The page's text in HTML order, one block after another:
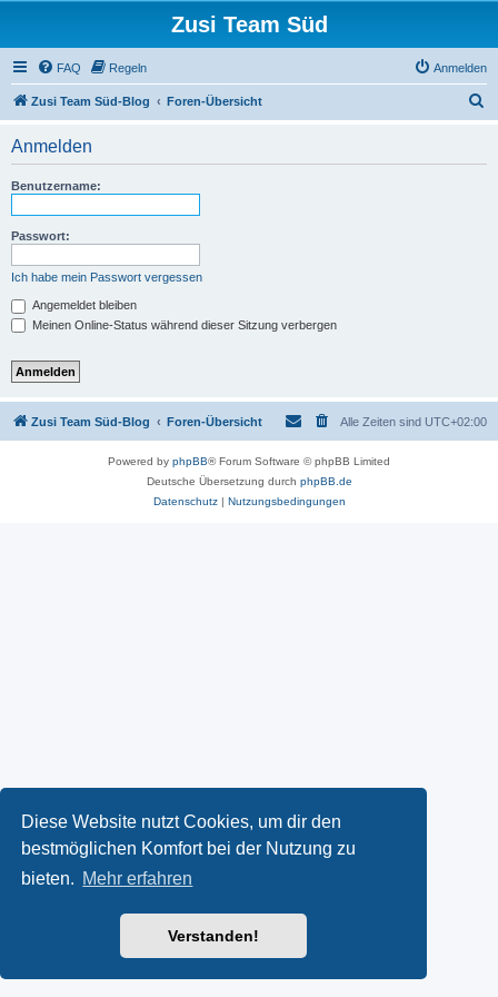
Diese Website nutzt Cookies, um dir den
bestmöglichen Komfort bei der Nutzung zu
bieten. Mehr erfahren
Verstanden!
Zusi Team Süd
FAQ Regeln Anmelden
Zusi Team Süd-Blog Foren-Übersicht
Anmelden
Benutzername:
Passwort:
Ich habe mein Passwort vergessen
Angemeldet bleiben
Meinen Online-Status während dieser Sitzung verbergen
Zusi Team Süd-Blog Foren-Übersicht Alle Zeiten sind UTC+02:00
Powered by phpBB® Forum Software © phpBB Limited
Deutsche Übersetzung durch phpBB.de
Datenschutz| Nutzungsbedingungen